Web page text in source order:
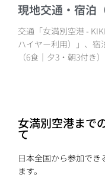
現地交通・宿泊
交通「女満別空港 -
ハイヤー利用）」、宿
（6食｜夕3・朝3付き）
女満別空港まで
て
日本全国から参加でき
ます。